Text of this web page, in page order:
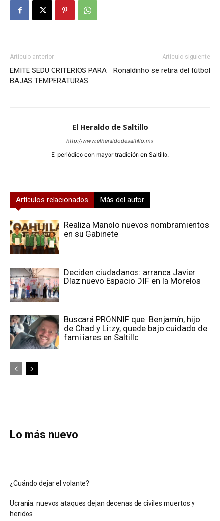
Artículo anterior
EMITE SEDU CRITERIOS PARA
BAJAS TEMPERATURAS
Artículo siguiente
Ronaldinho se retira del fútbol
El Heraldo de Saltillo
http://www.elheraldodesaltillo.mx
El periódico con mayor tradición en Saltillo.
Artículos relacionados Más del autor
Realiza Manolo nuevos nombramientos
en su Gabinete
Deciden ciudadanos: arranca Javier
Díaz nuevo Espacio DIF en la Morelos
Buscará PRONNIF que Benjamín, hijo
de Chad y Litzy, quede bajo cuidado de
familiares en Saltillo
Lo más nuevo
¿Cuándo dejar el volante?
Ucrania: nuevos ataques dejan decenas de civiles muertos y
heridos